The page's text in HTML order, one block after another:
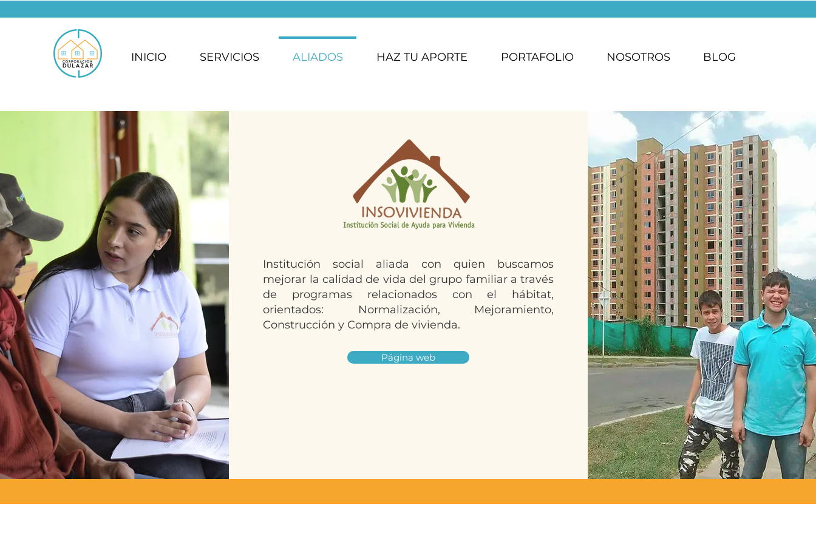
INICIO SERVICIOS ALIADOS HAZ TU APORTE PORTAFOLIO NOSOTROS BLOG
Institución social aliada con quien buscamos
mejorar la calidad de vida del grupo familiar a través
de programas relacionados con el hábitat,
orientados: Normalización, Mejoramiento,
Construcción y Compra de vivienda.
Página web